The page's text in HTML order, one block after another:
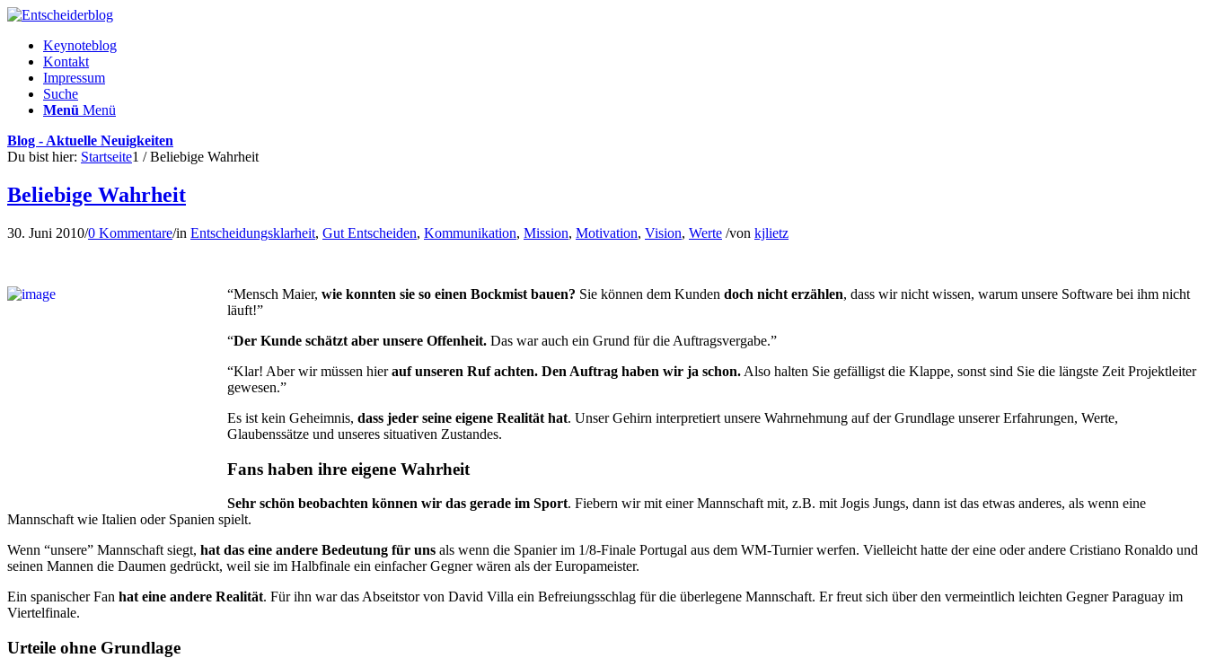
Keynoteblog
Kontakt
Impressum
Suche
Menü Menü
Blog - Aktuelle Neuigkeiten
Du bist hier: Startseite1 / Beliebige Wahrheit
Beliebige Wahrheit
30. Juni 2010/0 Kommentare/in Entscheidungsklarheit, Gut Entscheiden, Kommunikation, Mission, Motivation, Vision, Werte /von kjlietz
“Mensch Maier, wie konnten sie so einen Bockmist bauen? Sie können dem Kunden doch nicht erzählen, dass wir nicht wissen, warum unsere Software bei ihm nicht
läuft!”
“Der Kunde schätzt aber unsere Offenheit. Das war auch ein Grund für die Auf­trags­ver­ga­be.”
“Klar! Aber wir müssen hierauf unseren Ruf achten. Den Auf­trag haben wir ja schon. Also halten Sie gefälligst die Klappe, sonst sind Sie die längste Zeit Projektleiter
gewesen.”
Es ist kein Geheimnis, dass jeder seine eigene Realität hat. Unser Gehirn interpretiert unsere Wahrnehmung auf der Grundlage unserer Erfahrungen, Werte,
Glaubenssätze und unseres situativen Zu­stan­des.
Fans haben ihre eigene Wahrheit
Sehr schön beobachten können wir das gerade im Sport. Fiebern wir mit einer Mannschaft mit, z.B. mit Jogis Jungs, dann ist das etwas anderes, als wenn eine
Mannschaft wie Italien oder Spanien spielt.
Wenn “unsere” Mannschaft siegt, hat das eine andere Bedeutung für uns als wenn die Spanier im 1/8-Finale Portugal aus dem WM-Turnier werfen. Vielleicht hatte der eine oder andere Cristiano Ronaldo und
seinen Mannen die Daumen gedrückt, weil sie im Halbfinale ein einfacher Gegner wären als der Europameister.
Ein spanischer Fan hat eine andere Realität. Für ihn war das Abseitstor von David Villa ein Befreiungsschlag für die überlegene Mannschaft. Er freut sich über den vermeintlich leichten Gegner Paraguay im
Viertelfinale.
Urteile ohne Grundlage